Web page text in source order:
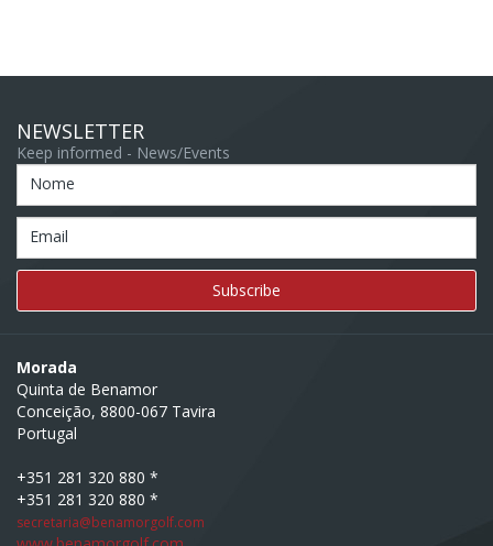
NEWSLETTER
Keep informed - News/Events
Nome
Email
Morada
Quinta de Benamor
Conceição, 8800-067 Tavira
Portugal
+351 281 320 880 *
+351 281 320 880 *
secretaria@benamorgolf.com